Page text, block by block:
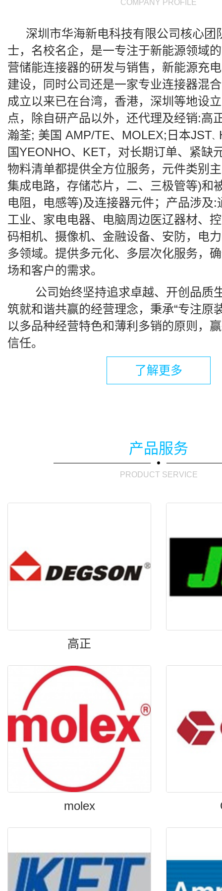
COMPANY PROFILE
深圳市华海新电科技有限公司核心团
士，名校名企，是一专注于新能源领域
营储能连接器的研发与销售，新能源充
建设，同时公司还是一家专业连接器混
成立以来已在台湾，香港，深圳等地设
点，除自研产品以外，还代理及经销:高
瀚荃; 美国 AMP/TE、 MOLEX; 日本JST、
国YEONHO、 KET，对长期订单、紧缺
物料清单都提供全方位服务，元件类别
集成电路，存储芯片，二、三极管等)和
电阻，电感等)及连接器元件；产品涉及:
工业、家电电器、电脑周边医辽器材、
码相机、摄像机、金融设备、安防，电
多领域。提供多元化、多层次化服务，
场和客户的需求。
公司始终坚持追求卓越、开创品质
筑就和谐共赢的经营理念，秉承“专注原
以多品种经营特色和薄利多销的原则，
信任。
了解更多
产品服务
PRODUCT SERVICE
高正
molex